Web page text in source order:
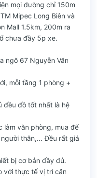
mọi đường chỉ 150m
Mipec Long Biên và
Mall 1.5km, 200m ra
chưa đầy 5p xe.
ngõ 67 Nguyễn Văn
mỗi tầng 1 phòng +
đều đồ tốt nhất là hệ
làm văn phòng, mua để
thân,... Đều rất giá
bị cơ bản đầy đủ.
với thực tế vị trí căn